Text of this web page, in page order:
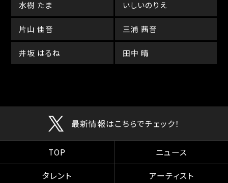
水樹 たま いしいのりえ
片山 佳音 三浦 茜音
井坂 はるね 田中 晴
最新情報はこちらでチェック！
TOP
ニュース
タレント
アーティスト